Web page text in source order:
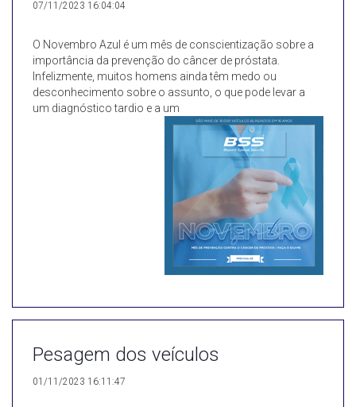
07/11/2023 16:04:04
O Novembro Azul é um mês de conscientização sobre a
importância da prevenção do câncer de próstata.
Infelizmente, muitos homens ainda têm medo ou
desconhecimento sobre o assunto, o que pode levar a
um diagnóstico tardio e a um
Pesagem dos veículos
01/11/2023 16:11:47